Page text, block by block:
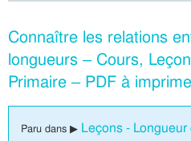
Connaître les relations
longueurs – Cours,
Primaire – PDF à
Paru dans ▶ Leçons -